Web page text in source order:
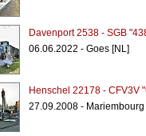
Davenport 2538 - SGB
06.06.2022 - Goes [NL]
Henschel 22178 - CFV3V
27.09.2008 - Mariembourg